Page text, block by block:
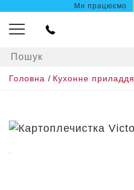
Ми працюємо
Головна / Кухонне приладдя